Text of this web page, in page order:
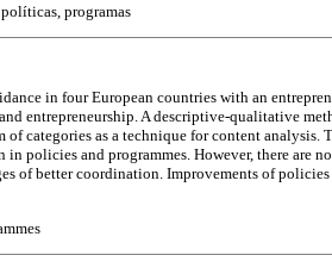
programas
in four European countries with an
entrepreneurship. A descriptive-qualitative
categories as a technique for content analysis.
policies and programmes. However, there are
of better coordination. Improvements of